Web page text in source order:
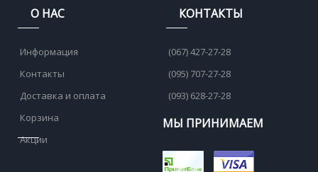
О НАС
Информация
Контакты
Доставка и оплата
Корзина
Акции
КОНТАКТЫ
(067) 427-27-28
(095) 707-27-28
(093) 628-27-28
МЫ ПРИНИМАЕМ